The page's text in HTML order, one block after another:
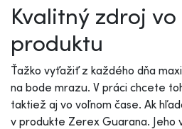
Kvalitný zdroj
produktu
Ťažko vyťažiť z každého dňa
na bode mrazu. V práci chcete
taktiež aj vo voľnom čase. Ak
v produkte Zerex Guarana. Jeho